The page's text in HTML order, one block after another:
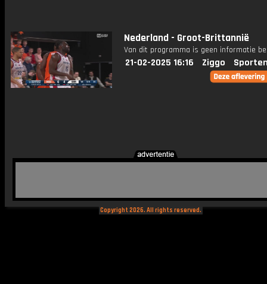
Nederland - Groot-Brittannië
Van dit programma is geen informatie
21-02-2025 16:16 Ziggo
Copyright 2026. All rights reserved.